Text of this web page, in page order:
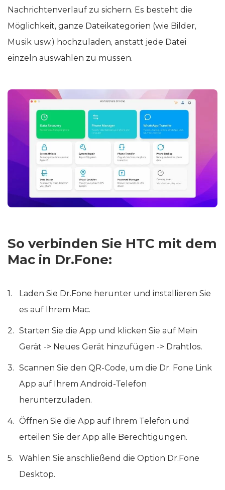
Nachrichtenverlauf zu sichern. Es besteht die
Möglichkeit, ganze Dateikategorien (wie Bilder,
Musik usw.) hochzuladen, anstatt jede Datei
einzeln auswählen zu müssen.
So verbinden Sie HTC mit dem
Mac in Dr.Fone:
Laden Sie Dr.Fone herunter und installieren Sie
es auf Ihrem Mac.
Starten Sie die App und klicken Sie auf Mein
Gerät -> Neues Gerät hinzufügen -> Drahtlos.
Scannen Sie den QR-Code, um die Dr. Fone Link
App auf Ihrem Android-Telefon
herunterzuladen.
Öffnen Sie die App auf Ihrem Telefon und
erteilen Sie der App alle Berechtigungen.
Wählen Sie anschließend die Option Dr.Fone
Desktop.